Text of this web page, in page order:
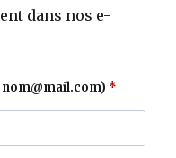
dans nos e-